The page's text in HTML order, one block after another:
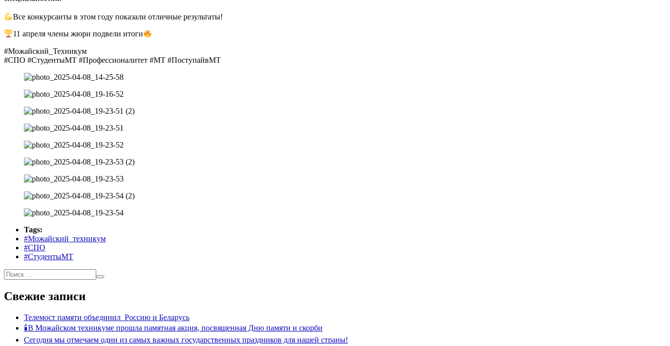
Все конкурсанты в этом году показали отличные результаты!
11 апреля члены жюри подвели итоги
#Можайский_Техникум
#СПО #СтудентыМТ #Профессионалитет #МТ #ПоступайвМТ
Tags:
#Можайский_техникум
#СПО
#СтудентыМТ
Свежие записи
Телемост памяти объединил Россию и Беларусь
🕯В Можайском техникуме прошла памятная акция, посвященная Дню памяти и скорби
Сегодня мы отмечаем один из самых важных государственных праздников для нашей страны!